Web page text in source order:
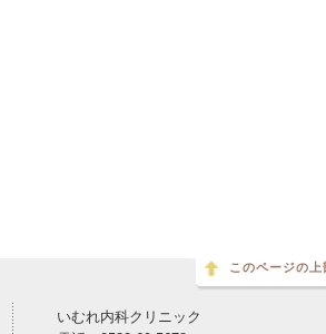
このページの上
いむれ内科クリニック